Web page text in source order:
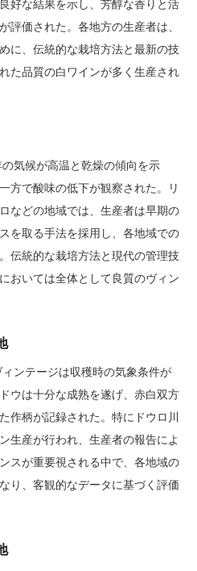
好な結果を示し、芳醇な香りと活
評価された。各地方の生産者は、
に、伝統的な栽培方法と最新の技
た品質の白ワインが多く生産され
気候が高温と乾燥の傾向を示
方で酸味の低下が観察された。リ
などの地域では、生産者は早期の
を取る手法を採用し、各地域での
伝統的な栽培方法と現代の管理技
おいては全体として良質のヴィン
ンテージは収穫時の気象条件が
ウは十分な成熟を遂げ、赤白双方
作柄が記録された。特にドウロ川
生産が行われ、生産者の報告によ
スが重要視される中で、各地域の
り、客観的なデータに基づく評価